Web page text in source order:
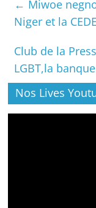
← Miwoe
Niger et la
Club de la
LGBT,la
Nos Lives